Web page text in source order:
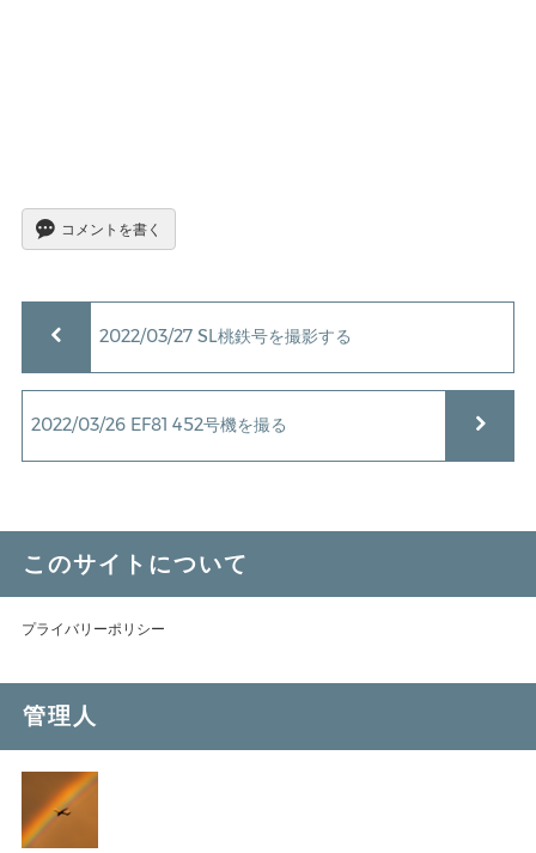
コメントを書く
2022/03/27 SL桃鉄号を撮影する
2022/03/26 EF81 452号機を撮る
このサイトについて
プライバリーポリシー
管理人